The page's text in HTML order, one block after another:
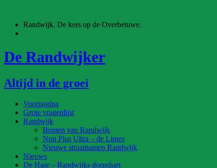
inhoud
Randwijk. De kers op de Overbetuwe.
De Randwijker
Altijd in de groei
Voorpagina
Grote vragenlijst
Randwijk
Bomen van Randwijk
Non Plus Ultra – de Limes
Nieuwe straatnamen Randwijk
Nieuws
De Haar – Randwijks dorpshart